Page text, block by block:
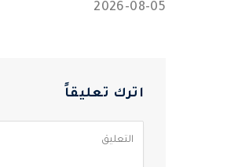
2026-08-05
اترك تعليقاً